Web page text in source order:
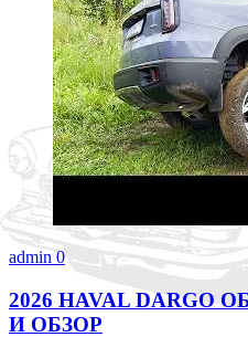
admin 0
2026 HAVAL
И ОБЗОР